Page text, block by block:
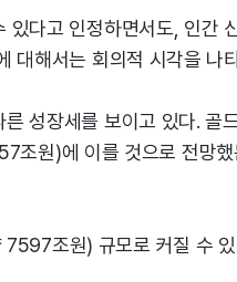
다고 인정하면서도, 인간
대해서는 회의적 시각을 나
성장세를 보이고 있다. 골
원)에 이를 것으로 전망
조원) 규모로 커질 수